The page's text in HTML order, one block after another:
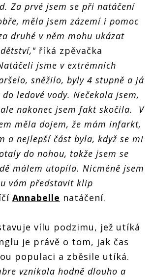
Za prvé jsem se při natáčení
měla jsem zázemí i pomoc
druhé v něm mohu ukázat
říká zpěvačka
jsme v extrémních
sněžilo, byly 4 stupně a já
ledové vody. Nečekala jsem,
nakonec jsem fakt skočila. V
měla dojem, že mám infarkt,
a nejlepší část byla, když se mi
do nohou, takže jsem se
málem utopila. Nicméně jsem
vám představit klip
Annabelle natáčení.
vílu podzimu, jež utíká
je právě o tom, jak čas
populaci a zběsile utíká.
vznikala hodně dlouho a